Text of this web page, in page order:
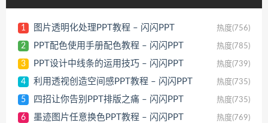
1 图片透明化处理PPT教程 – 闪闪PPT 热度(756)
2 PPT配色使用手册配色教程 – 闪闪PPT 热度(785)
3 PPT设计中线条的运用技巧 – 闪闪PPT 热度(739)
4 利用透视创造空间感PPT教程 – 闪闪PPT 热度(735)
5 四招让你告别PPT排版之痛 – 闪闪PPT 热度(735)
6 墨迹图片任意换色PPT教程 – 闪闪PPT 热度(769)